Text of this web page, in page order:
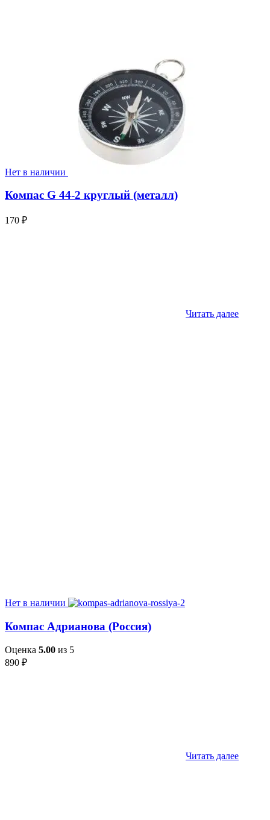
Нет в наличии
Компас G 44-2 круглый (металл)
170 ₽
Читать далее
Нет в наличии
Компас Адрианова (Россия)
Оценка 5.00 из 5
890 ₽
Читать далее